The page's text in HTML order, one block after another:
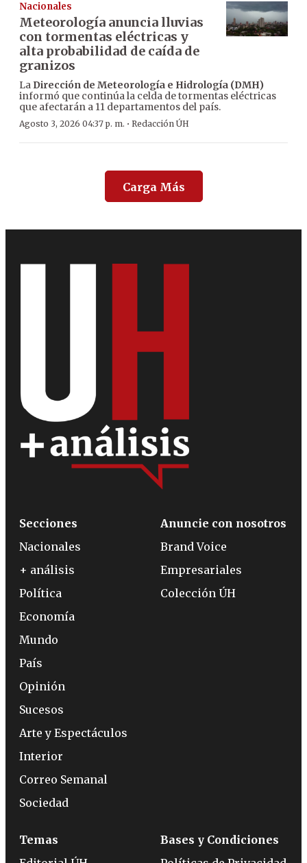
Nacionales
Meteorología anuncia lluvias
con tormentas eléctricas y
alta probabilidad de caída de
granizos
La Dirección de Meteorología e Hidrología (DMH)
informó que continúa la celda de tormentas eléctricas
que afectarán a 11 departamentos del país.
Agosto 3, 2026 04:37 p. m. · Redacción ÚH
Carga Más
Secciones
Nacionales
+ análisis
Política
Economía
Mundo
País
Opinión
Sucesos
Arte y Espectáculos
Interior
Correo Semanal
Sociedad
Anuncie con nosotros
Brand Voice
Empresariales
Colección ÚH
Temas
Bases y Condiciones